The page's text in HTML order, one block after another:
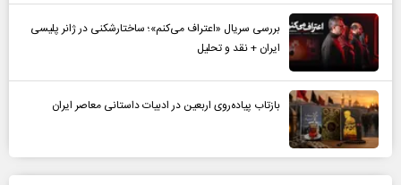
بررسی سریال «اعتراف می‌کنم»؛ ساختارشکنی در ژانر پلیسی
ایران + نقد و تحلیل
بازتاب پیاده‌روی اربعین در ادبیات داستانی معاصر ایران